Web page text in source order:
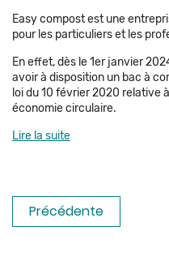
Easy compost est une
pour les particuliers et les
En effet, dès le 1er janvier
avoir à disposition un bac à
loi du 10 février 2020 relative
économie circulaire.
Lire la suite
Précédente